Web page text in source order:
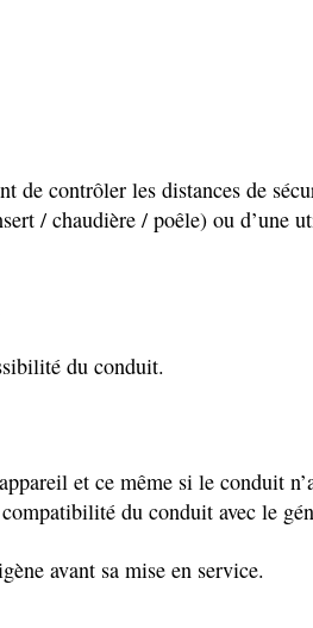
contrôler les distances de
/ chaudière / poêle) ou d’une
du conduit.
et ce même si le conduit
du conduit avec le
avant sa mise en service.